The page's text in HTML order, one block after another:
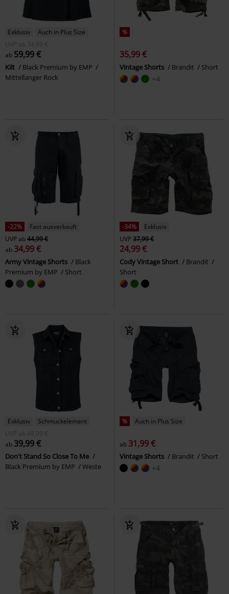
Exklusiv
Auch in Plus Size
UVP
ab 74,99 €
ab 59,99 €
Kilt
Black Premium by EMP
Mittellanger Rock
%
35,99 €
Vintage Shorts Brandit Short
+4
-22%
Fast ausverkauft
UVPab44,99 €
ab 34,99 €
Army Vintage Shorts
Black
Premium by EMP
Short
-34%
Exklusiv
UVP37,99 €
24,99 €
Cody Vintage Short
Brandit
Short
Exklusiv
Schmuckelement
UVP
ab
49,99 €
ab 39,99 €
Don't Stand So Close To Me
Black Premium by EMP
Weste
% Auch in Plus Size
ab 31,99 €
Vintage Shorts Brandit Short
+4